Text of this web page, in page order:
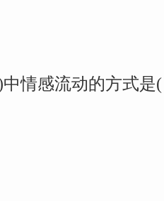
情感流动的方式是